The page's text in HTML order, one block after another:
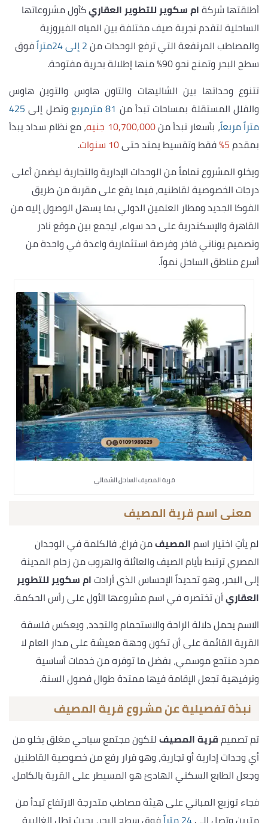
أطلقتها شركةام سكوير للتطوير العقاريكأول مشروعاتها
الساحلية لتقدم تجربة صيف مختلفة بين المياه الفيروزية
والمصاطب المرتفعة التي ترفع الوحدات من2 إلى 24متراً
فوق
سطح البحر وتمنح نحو 90% منها إطلالة بحرية مفتوحة.
تتنوع وحداتها بين الشاليهات والتاون هاوس والتوين هاوس
والفلل المستقلة بمساحات تبدأ من 81 مترمربع وتصل إلى 425
متراً مربعاً، بأسعار تبدأ من10,700,000 جنيه
، مع نظام سداد يبدأ
بمقدم5% فقط وتقسيط يمتد حتى10 سنوات
.
ويخلو المشروع تماماً من الوحدات الإدارية والتجارية ليضمن أعلى
درجات الخصوصية لقاطنيه، فيما يقع على مقربة من طريق
الفوكا الجديد ومطار العلمين الدولي بما يسهل الوصول إليه من
القاهرة والإسكندرية على حد سواء، ليجمع بين موقع نادر
وتصميم يوناني فاخر وفرصة استثمارية واعدة في واحدة من
أسرع مناطق الساحل نمواً.
قرية المصيف الساحل الشمالي
معنى اسم قرية المصيف
لم يأتِ اختيار اسمالمصيفمن فراغ، فالكلمة في الوجدان
المصري ترتبط بأيام الصيف والعائلة والهروب من زحام المدينة
إلى البحر، وهو تحديداً الإحساس الذي أرادت ام سكوير للتطوير
العقاريأن تختصره في اسم مشروعها الأول على رأس الحكمة.
الاسم يحمل دلالة الراحة والاستجمام والتجدد، ويعكس فلسفة
القرية القائمة على أن تكون وجهة معيشة على مدار العام لا
مجرد منتجع موسمي، بفضل ما توفره من خدمات أساسية
وترفيهية تجعل الإقامة فيها ممتدة طوال فصول السنة.
نبذة تفصيلية عن مشروع قرية المصيف
تم تصميمقرية المصيفلتكون مجتمع سياحي مغلق يخلو من
أي وحدات إدارية أو تجارية، وهو قرار رفع من خصوصية القاطنين
وجعل الطابع السكني الهادئ هو المسيطر على القرية بالكامل.
فجاء توزيع المباني على هيئة مصاطب متدرجة الارتفاع تبدأ من